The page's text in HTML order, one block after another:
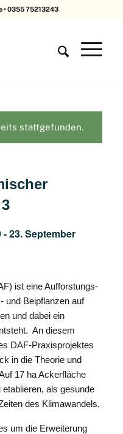
• 0355 75213243
stattgefunden.
-23. September
ist eine Aufforstungs-
und Beipflanzen auf
und dabei ein
An diesem
DAF-Praxisprojektes
in die Theorie und
17 ha Ackerfläche
als gesunde
des Klimawandels.
um die Erweiterung